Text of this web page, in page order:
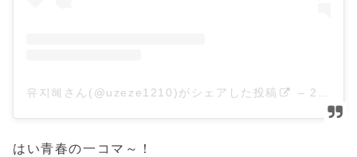
유지혜さん(@uzeze1210)がシェアした投稿 – 2018年 4月月2日午前7時48分PDT
はい青春の一コマ～！